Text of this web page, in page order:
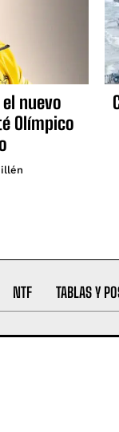
nuevo
Olímpico
NTF TABLAS Y